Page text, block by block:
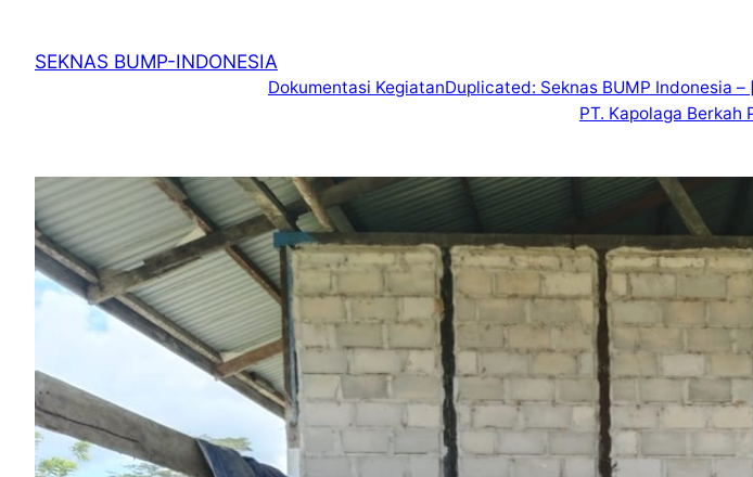
SEKNAS BUMP-INDONESIA
Dokumentasi KegiatanDuplicated: Seknas BUMP Indonesia –
PT. Kapolaga Berkah